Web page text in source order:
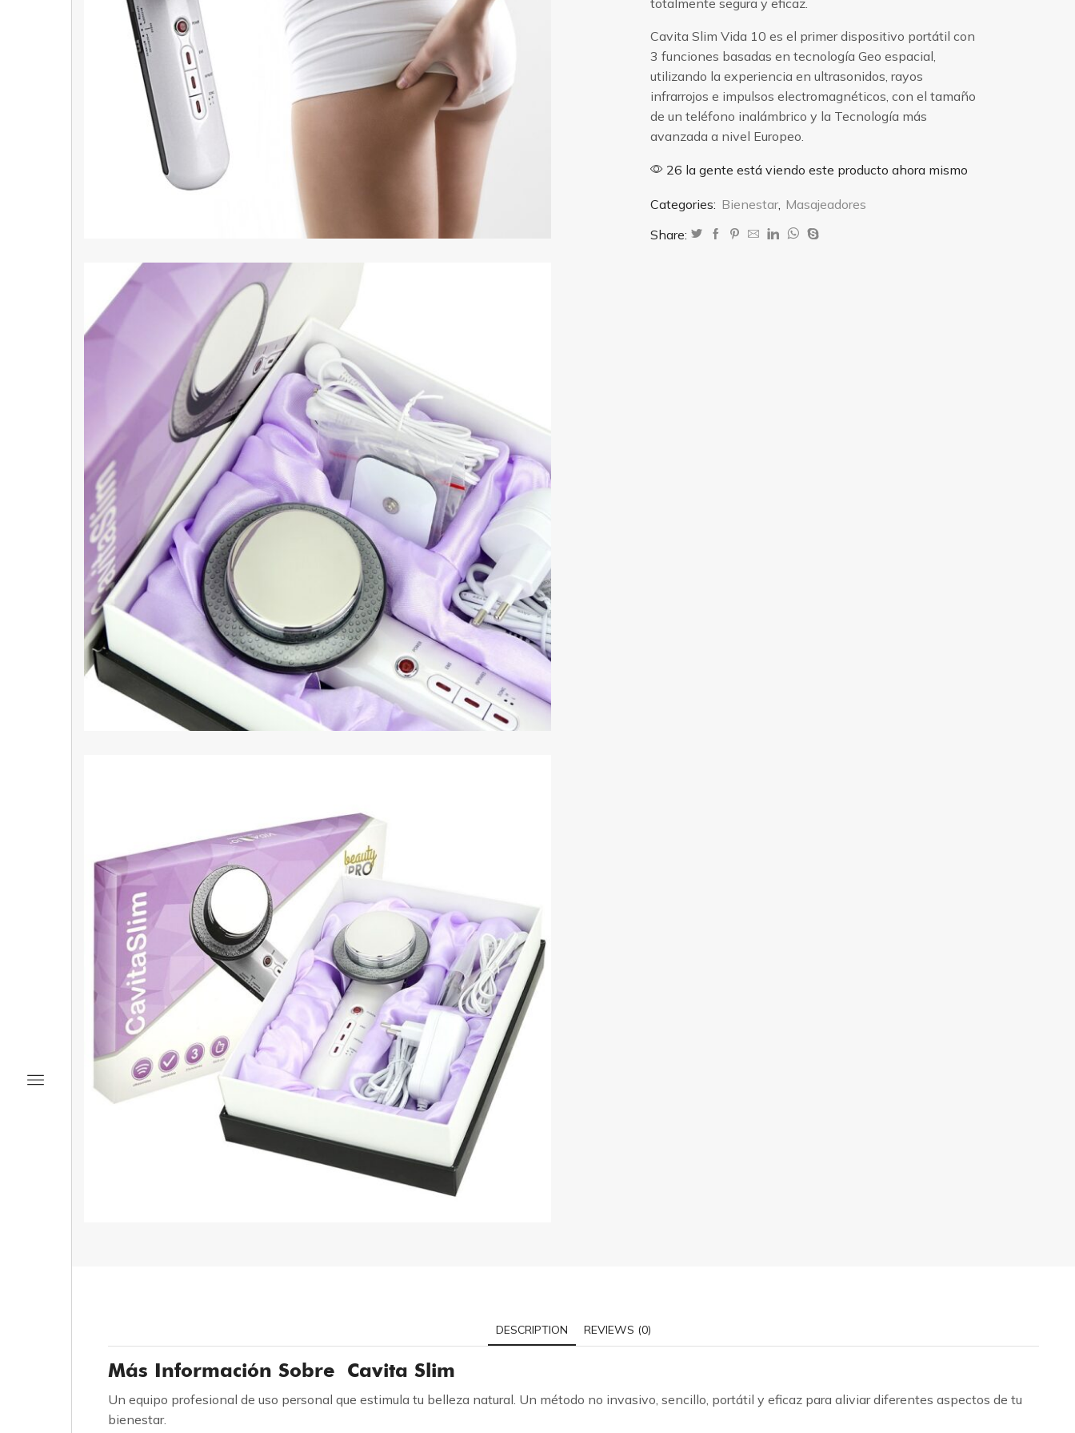
Cavita Slim Vida 10 es el primer dispositivo portátil con
3 funciones basadas en tecnología Geo espacial,
utilizando la experiencia en ultrasonidos, rayos
infrarrojos e impulsos electromagnéticos, con el tamaño
de un teléfono inalámbrico y la Tecnología más
avanzada a nivel Europeo.
26 la gente está viendo este producto ahora mismo
Categories: Bienestar, Masajeadores
Share:
DESCRIPTION REVIEWS (0)
Más Información Sobre Cavita Slim
Un equipo profesional de uso personal que estimula tu belleza natural. Un método no invasivo, sencillo, portátil y eficaz para aliviar diferentes aspectos de tu
bienestar.